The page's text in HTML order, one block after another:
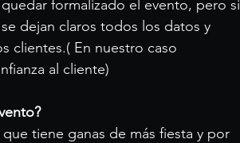
formalizado el evento, pero si
dejan claros todos los datos y
clientes.( En nuestro caso
al cliente)
tiene ganas de más fiesta y por